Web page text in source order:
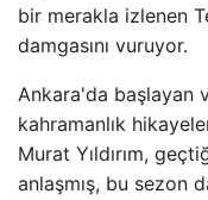
bir merakla izlenen
damgasını vuruyor.
Ankara'da başlayan
kahramanlık
Murat Yıldırım,
anlaşmış, bu sezon